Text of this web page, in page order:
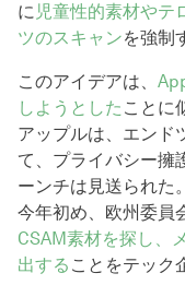
に 児童性的素材やテ
ツのスキャンを強制
このアイデアは、
しようとした ことに
アップルは、エンド
て、プライバシー擁
ーンチは見送られた。
今年初め、欧州委員
CSAM素材を探し、
出する ことをテック